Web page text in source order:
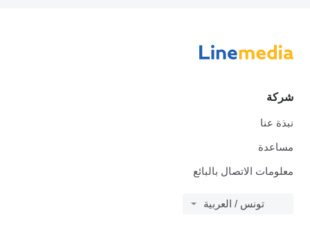
شركة
نبذة عنا
مساعدة
معلومات الاتصال بالبائع
تونس / العربية